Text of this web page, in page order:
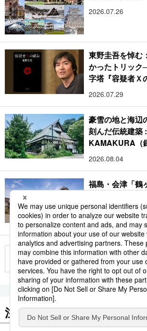
2026.07.26
東野圭吾を悼む
かったトリック
字塔『容疑者Ｘ
2026.07.29
豪雪の地と海辺
刻んだ伝統建築
KAMAKURA（
2026.08.04
福島・会津「鶴
城）」：サム
語る赤瓦の名城
2026.08.09
もっと見る
注目のキーワード